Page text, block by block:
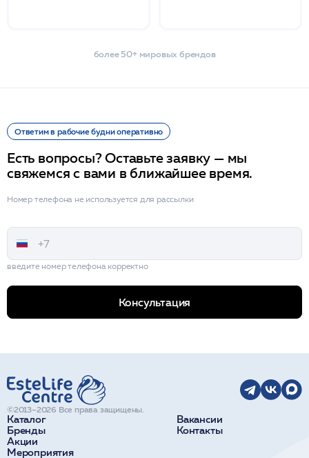
более 50+ мировых брендов
Ответим в рабочие будни оперативно
Есть вопросы? Оставьте заявку — мы
свяжемся с вами в ближайшее время.
Номер телефона не используется для рассылки
введите номер телефона корректно
Консультация
Каталог
Бренды
Акции
Мероприятия
Вакансии
Контакты
©2013–2026 Все права защищены.